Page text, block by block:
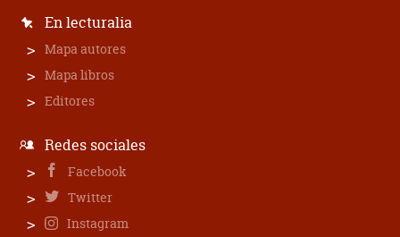
En lecturalia
Mapa autores
Mapa libros
Editores
Redes sociales
Facebook
Twitter
Instagram